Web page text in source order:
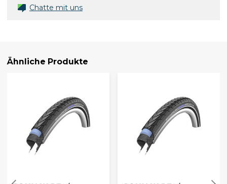
Chatte mit uns
Ähnliche Produkte